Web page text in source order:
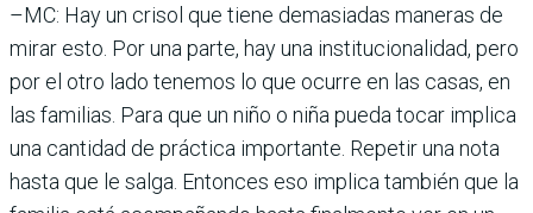
–MC: Hay un crisol que tiene demasiadas maneras de
mirar esto. Por una parte, hay una institucionalidad, pero
por el otro lado tenemos lo que ocurre en las casas, en
las familias. Para que un niño o niña pueda tocar implica
una cantidad de práctica importante. Repetir una nota
hasta que le salga. Entonces eso implica también que la